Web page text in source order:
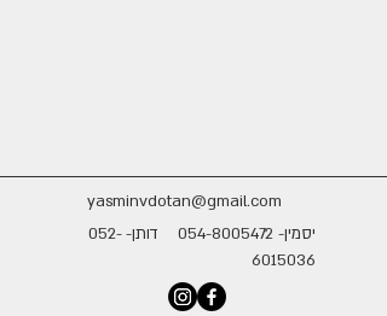
yasminvdotan@gmail.com
יסמין- 054-8005472 דותן-052-
6015036